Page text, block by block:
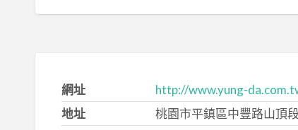
網址
http://www.yung-
地址
桃園市平鎮區中豐路山頂